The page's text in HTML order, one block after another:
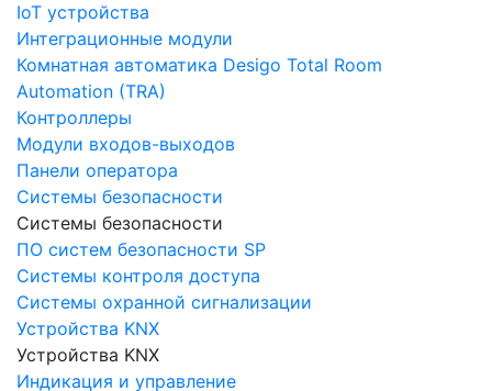
IoT устройства
Интеграционные модули
Комнатная автоматика Desigo Total Room
Automation (TRA)
Контроллеры
Модули входов-выходов
Панели оператора
Системы безопасности
Системы безопасности
ПО систем безопасности SP
Системы контроля доступа
Системы охранной сигнализации
Устройства KNX
Устройства KNX
Индикация и управление